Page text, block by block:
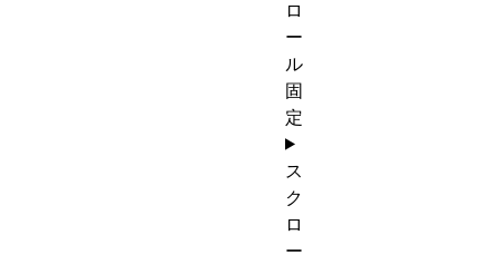
ロ
ー
ル
固
定
ス
ク
ロ
ー